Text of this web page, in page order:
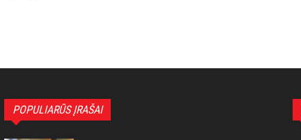
POPULIARŪS ĮRAŠAI